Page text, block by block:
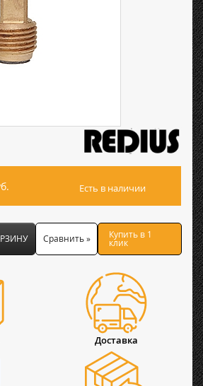
Есть в наличии
Сравнить » Купить в 1
клик
Доставка